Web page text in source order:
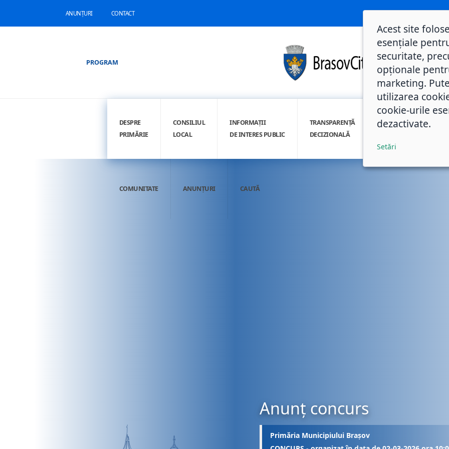
ANUNȚURI CONTACT
PROGRAM
DESPRE
PRIMĂRIE
CONSILIUL
LOCAL
INFORMAȚII
DE INTERES PUBLIC
TRANSPARENȚĂ
DECIZIONALĂ
INTEGRITATE
COMUNITATE ANUNȚURI CAUTĂ
Anunț concurs
Primăria Municipiului Brașov
Acest site
esențiale
securitate,
opționale
marketing.
utilizarea
cookie-urile
dezactivate.
Setări